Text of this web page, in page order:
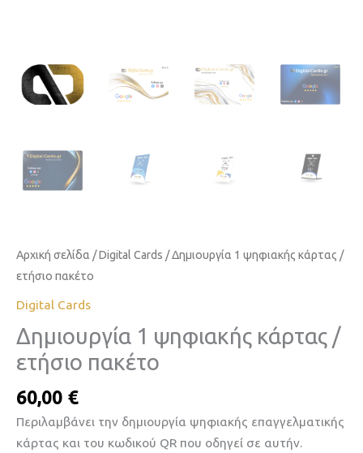
Αρχική σελίδα /Digital Cards / Δημιουργία 1 ψηφιακής κάρτας /
ετήσιο πακέτο
Digital Cards
Δημιουργία 1 ψηφιακής κάρτας /
ετήσιο πακέτο
60,00 €
Περιλαμβάνει την δημιουργία ψηφιακής επαγγελματικής
κάρτας και του κωδικού QR που οδηγεί σε αυτήν.